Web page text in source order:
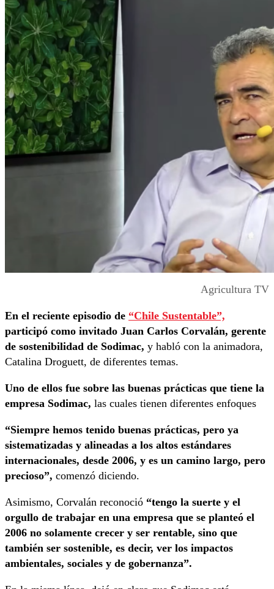
Agricultura TV
En el reciente episodio de “Chile Sustentable”,
participó como invitado Juan Carlos Corvalán, gerente
de sostenibilidad de Sodimac, y habló con la animadora,
Catalina Droguett, de diferentes temas.
Uno de ellos fue sobre las buenas prácticas que tiene la
empresa Sodimac, las cuales tienen diferentes enfoques
“Siempre hemos tenido buenas prácticas, pero ya
sistematizadas y alineadas a los altos estándares
internacionales, desde 2006, y es un camino largo, pero
precioso”, comenzó diciendo.
Asimismo, Corvalán reconoció “tengo la suerte y el
orgullo de trabajar en una empresa que se planteó el
2006 no solamente crecer y ser rentable, sino que
también ser sostenible, es decir, ver los impactos
ambientales, sociales y de gobernanza”.